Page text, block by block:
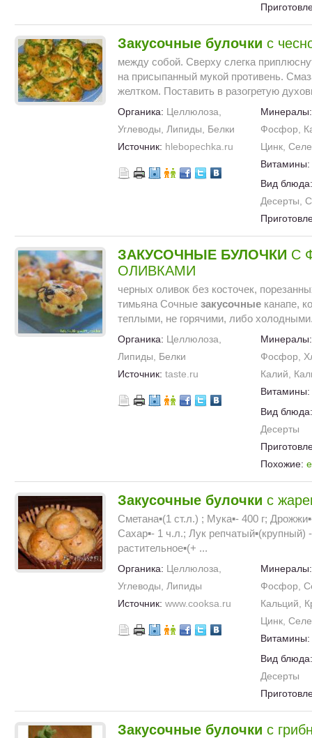
Закусочные булочки с
между собой. Сверху слегка
на присыпанный мукой противень.
желтком. Поставить в разогретую
Органика: Целлюлоза,
Углеводы, Липиды, Белки
Источник: hlebopechka.ru
Фосфор,
Цинк,
Витамины:
Вид
Десерты,
ЗАКУСОЧНЫЕ БУЛОЧКИ С
ОЛИВКАМИ
черных оливок без косточек,
тимьяна Сочные закусочные канапе,
теплыми, не горячими, либо
Органика: Целлюлоза,
Липиды, Белки
Источник: taste.ru
Фосфор,
Калий,
Витамины:
Вид
Десерты
Похожие:
Закусочные булочки с
Сметана▪(1 ст.л.) ; Мука▪- 400 г;
Сахар▪- 1 ч.л.; Лук
растительное▪(+ ...
Органика: Целлюлоза,
Углеводы, Липиды
Источник: www.cooksa.ru
Фосфор,
Кальций,
Цинк,
Витамины:
Вид
Десерты
Закусочные булочки с